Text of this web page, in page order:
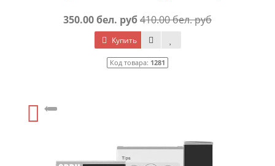
350.00 бел. руб410.00 бел. руб
Купить
Код товара: 1281